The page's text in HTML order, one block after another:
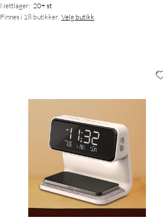
Nettlager: 20+ st
Finnes i 18 butikker. Velg butikk